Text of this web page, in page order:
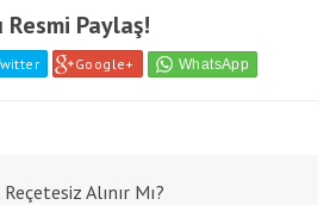
Resmi Paylaş!
Google+
Alınır Mı?